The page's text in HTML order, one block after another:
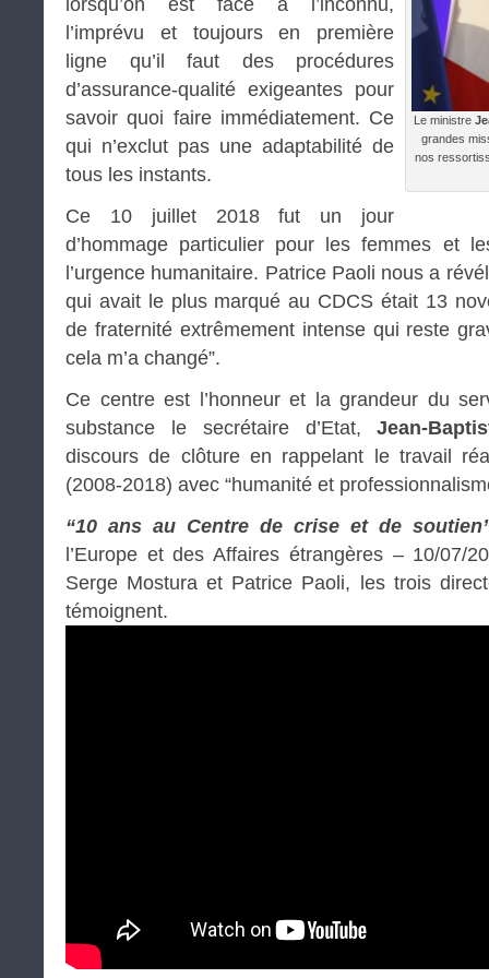
Le ministre
grandes
nos
lorsqu’on est face à l’inconnu,
l’imprévu et toujours en première
ligne qu’il faut des procédures
d’assurance-qualité exigeantes pour
savoir quoi faire immédiatement. Ce
qui n’exclut pas une adaptabilité de
tous les instants.
Ce 10 juillet 2018 fut un jour
d’hommage particulier pour les femmes et
l’urgence humanitaire. Patrice Paoli nous a
qui avait le plus marqué au CDCS était 13
de fraternité extrêmement intense qui reste
cela m’a changé”.
Ce centre est l’honneur et la grandeur du
substance le secrétaire d’Etat,Jean-
discours de clôture en rappelant le travail
(2008-2018) avec “humanité et
“10 ans au Centre de crise et de
l’Europe et des Affaires étrangères – 10/07/
Serge Mostura et Patrice Paoli, les trois
témoignent.